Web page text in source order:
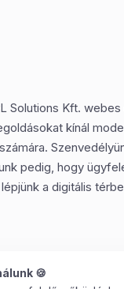
Solutions Kft. webes
kínál
pedig, hogy
a digitális
🍪